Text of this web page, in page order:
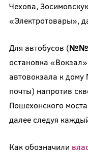
Чехова,
«Электротовары»,
Для автобусов (№№
остановка
автовокзала к
почты) напротив
Пошехонского
далее следуя
Как обозначили